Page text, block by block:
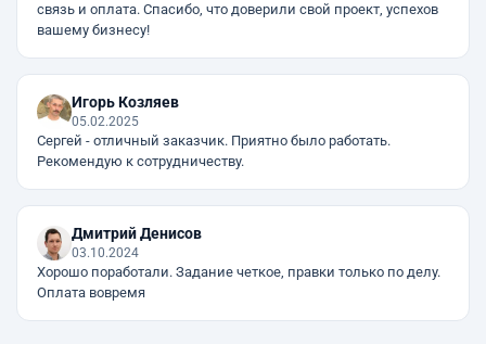
связь и оплата. Спасибо, что доверили свой проект, успехов
вашему бизнесу!
Игорь Козляев
05.02.2025
Сергей - отличный заказчик. Приятно было работать.
Рекомендую к сотрудничеству.
Дмитрий Денисов
03.10.2024
Хорошо поработали. Задание четкое, правки только по делу.
Оплата вовремя